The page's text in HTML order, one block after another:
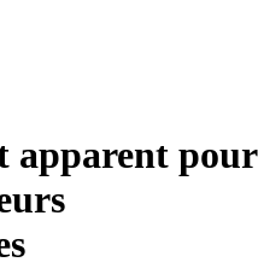
apparent pour